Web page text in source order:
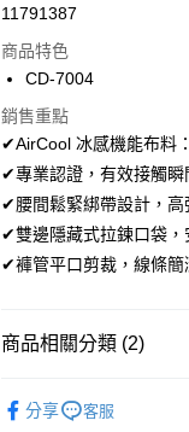
LINE Pay
Apple Pay
悠遊付
每筆NT$80，滿NT$699(
11791387
商品特色
CD-7004
銷售重點
✔AirCool 冰感機能布料
✔專業認證，有效接觸
✔腰間鬆緊綁帶設計，高
✔雙邊隱藏式拉鍊口袋，
✔褲管平口剪裁，線條
商品相關分類 (2)
分享 客服